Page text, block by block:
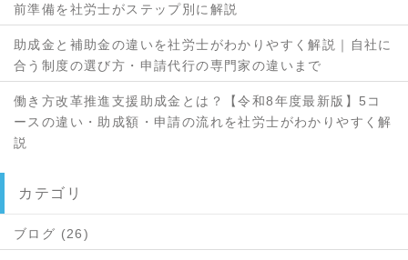
前準備を社労士がステップ別に解説
助成金と補助金の違いを社労士がわかりやすく解説｜自社に
合う制度の選び方・申請代行の専門家の違いまで
働き方改革推進支援助成金とは？【令和8年度最新版】5コ
ースの違い・助成額・申請の流れを社労士がわかりやすく解
説
カテゴリ
ブログ (26)